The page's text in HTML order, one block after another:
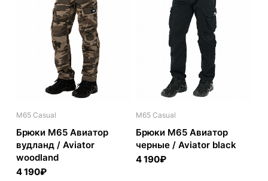
M65 Casual
Брюки M65 Авиатор
вудланд / Aviator
woodland
4 190₽
M65 Casual
Брюки M65 Авиатор
черные / Aviator black
4 190₽